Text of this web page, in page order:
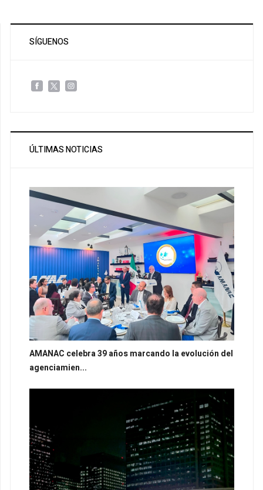
SÍGUENOS
ÚLTIMAS NOTICIAS
AMANAC celebra 39 años marcando la evolución del
agenciamien...